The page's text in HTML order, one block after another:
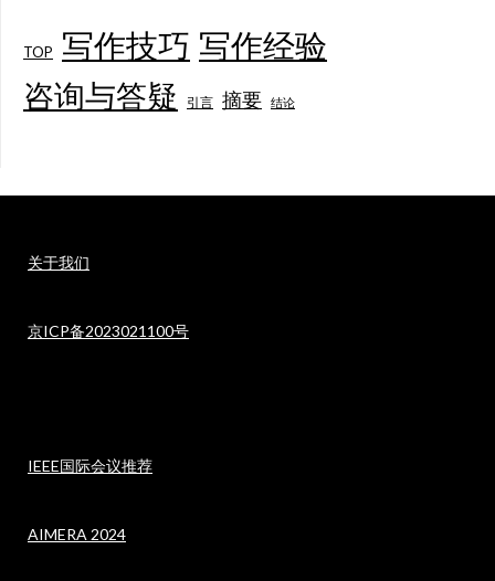
TOP 写作技巧 写作经验
咨询与答疑 引言 摘要 结论
关于我们
京ICP备2023021100号
IEEE国际会议推荐
AIMERA 2024